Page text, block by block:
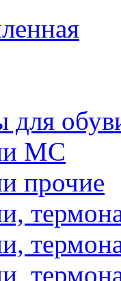
для
МС
прочие